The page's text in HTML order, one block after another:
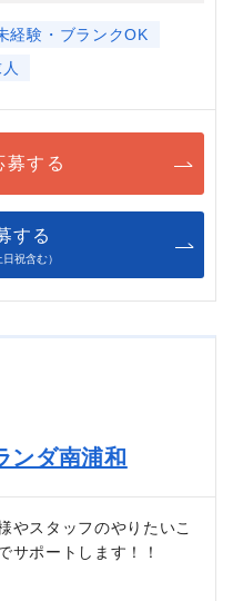
経験・ブランクOK
募する
する
祝含む）
ンダ南浦和
やスタッフのやりたいこ
サポートします！！